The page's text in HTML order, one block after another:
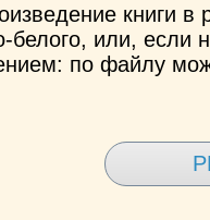
книги в
белого, или, если
по файлу